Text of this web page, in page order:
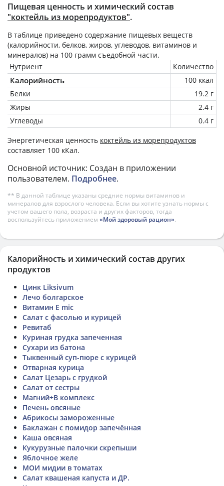
Пищевая ценность и химический состав
"коктейль из морепродуктов".
В таблице приведено содержание пищевых веществ
(калорийности, белков, жиров, углеводов, витаминов и
минералов) на 100 грамм съедобной части.
Нутриент
Количество
Калорийность
100 ккал
Белки
19.2 г
Жиры
2.4 г
Углеводы
0.4 г
Энергетическая ценность коктейль из морепродуктов
составляет 100 кКал.
Основной источник: Создан в приложении
пользователем. Подробнее.
** В данной таблице указаны средние нормы витаминов и
минералов для взрослого человека. Если вы хотите узнать нормы с
учетом вашего пола, возраста и других факторов, тогда
воспользуйтесь приложением «Мой здоровый рацион».
Калорийность и химический состав других
продуктов
Цинк Liksivum
Лечо болгарское
Витамин E mic
Салат с фасолью и курицей
Ревитаб
Куриная грудка запеченная
Сухари из батона
Тыквенный суп-пюре с курицей
Отварная курица
Салат Цезарь с грудкой
Салат от сестры
Магний+В комплекс
Печень овсяные
Абрикосы замороженные
Баклажан с помидор запечённая
Каша овсяная
Кукурузные палочки скрепыши
Яблочное желе
МОИ мидии в томатах
Салат квашеная капуста и ДР.